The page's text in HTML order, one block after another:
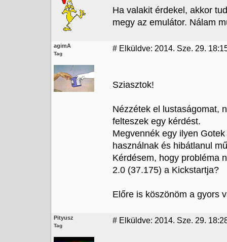
Ha valakit érdekel, akkor
megy az emulátor. Nálam
agimA
Tag
# Elküldve: 2014. Sze. 29.
Sziasztok!
Nézzétek el lustaságomat,
felteszek egy kérdést.
Megvennék egy ilyen
használnak és hibátlanul
Kérdésem, hogy probléma
2.0 (37.175) a Kickstartja?
Előre is köszönöm a gyors
Pityusz
Tag
# Elküldve: 2014. Sze. 29.